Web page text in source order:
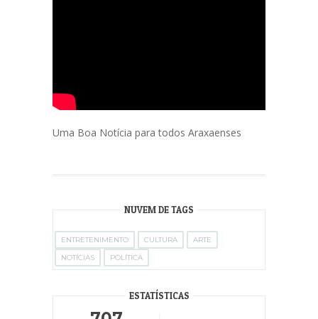
Uma Boa Notícia para todos Araxaenses
NUVEM DE TAGS
ENTRETENIMENTO CULTURA
ARTE
NOTÍCIAS
POLÍTICA
ESTATÍSTICAS